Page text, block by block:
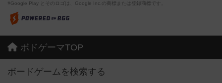
※Google Play とそのロゴは、Google Inc.の商標または登録商標です。
ボドゲーマTOP
ボードゲームを検索する